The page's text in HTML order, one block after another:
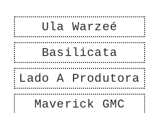
Ula Warzeé
Basilicata
Lado A Produtora
Maverick GMC